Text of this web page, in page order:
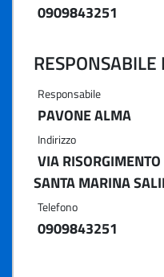
0909843251
RESPONSABILE
Responsabile
PAVONE ALMA
Indirizzo
VIA
SANTA MARINA
Telefono
0909843251